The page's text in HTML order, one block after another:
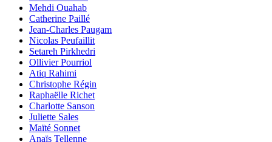
Mehdi Ouahab
Catherine Paillé
Jean-Charles Paugam
Nicolas Peufaillit
Setareh Pirkhedri
Ollivier Pourriol
Atiq Rahimi
Christophe Régin
Raphaëlle Richet
Charlotte Sanson
Juliette Sales
Maïté Sonnet
Anaïs Tellenne